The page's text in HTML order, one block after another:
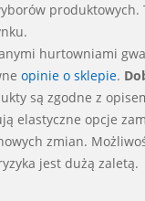
hurtowniami
opinie o sklepie.
są zgodne z
elastyczne opcje
zmian.
jest dużą zaletą.